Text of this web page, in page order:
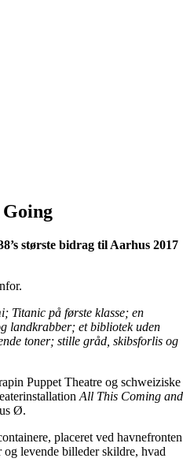
største bidrag til Aarhus 2017
Titanic på første klasse; en
landkrabber; et bibliotek uden
toner; stille gråd, skibsforlis og
Puppet Theatre og schweiziske
All This Coming and
Ø.
placeret ved havnefronten
levende billeder skildre, hvad